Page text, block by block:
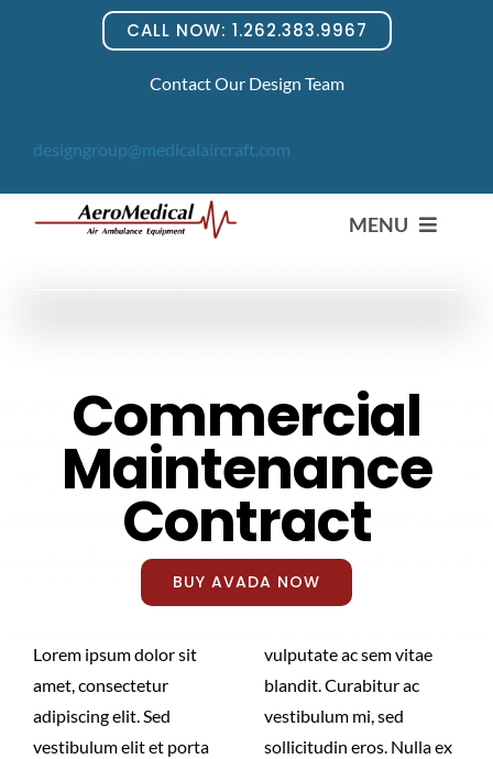
CALL NOW: 1.262.383.9967
Contact Our Design Team
designgroup@medicalaircraft.com
MENU
News
ABOUT US
CONTACT US
Commercial
Maintenance
Contract
BUY AVADA NOW
Lorem ipsum dolor sit
amet, consectetur
adipiscing elit. Sed
vestibulum elit et porta
vulputate ac sem vitae
blandit. Curabitur ac
vestibulum mi, sed
sollicitudin eros. Nulla ex